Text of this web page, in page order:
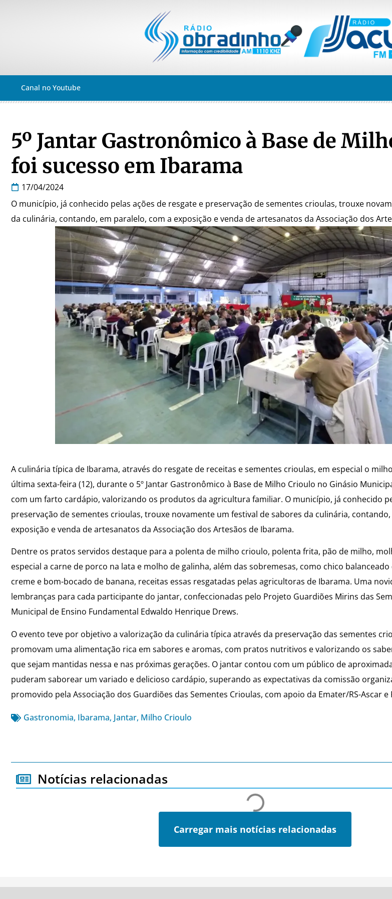
Canal no Youtube
5º Jantar Gastronômico à Base de
foi sucesso em Ibarama
17/04/2024
O município, já conhecido pelas ações de resgate e preservação de sementes crioulas, trouxe
da culinária, contando, em paralelo, com a exposição e venda de artesanatos da Associação dos
A culinária típica de Ibarama, através do resgate de receitas e sementes crioulas, em especial o
última sexta-feira (12), durante o 5º Jantar Gastronômico à Base de Milho Crioulo no Ginásio
com um farto cardápio, valorizando os produtos da agricultura familiar. O município, já conhecido
preservação de sementes crioulas, trouxe novamente um festival de sabores da culinária,
exposição e venda de artesanatos da Associação dos Artesãos de Ibarama.
Dentre os pratos servidos destaque para a polenta de milho crioulo, polenta frita, pão de milho,
especial a carne de porco na lata e molho de galinha, além das sobremesas, como chico
creme e bom-bocado de banana, receitas essas resgatadas pelas agricultoras de Ibarama. Uma
lembranças para cada participante do jantar, confeccionadas pelo Projeto Guardiões Mirins das
Municipal de Ensino Fundamental Edwaldo Henrique Drews.
O evento teve por objetivo a valorização da culinária típica através da preservação das sementes
promovam uma alimentação rica em sabores e aromas, com pratos nutritivos e valorizando os
que sejam mantidas nessa e nas próximas gerações. O jantar contou com um público de
puderam saborear um variado e delicioso cardápio, superando as expectativas da comissão
promovido pela Associação dos Guardiões das Sementes Crioulas, com apoio da Emater/RS-Ascar
Gastronomia, Ibarama, Jantar, Milho Crioulo
Notícias relacionadas
Carregar mais notícias relacionadas